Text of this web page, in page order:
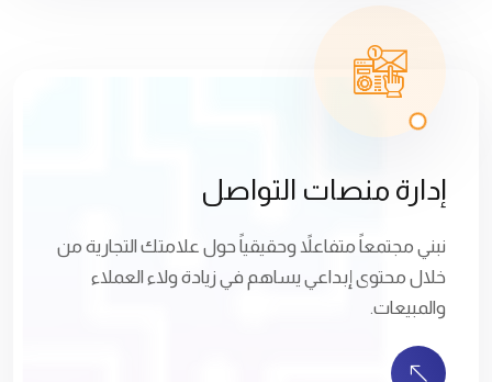
إدارة منصات التواصل
نبني مجتمعاً متفاعلاً وحقيقياً حول علامتك التجارية من
خلال محتوى إبداعي يساهم في زيادة ولاء العملاء
والمبيعات.